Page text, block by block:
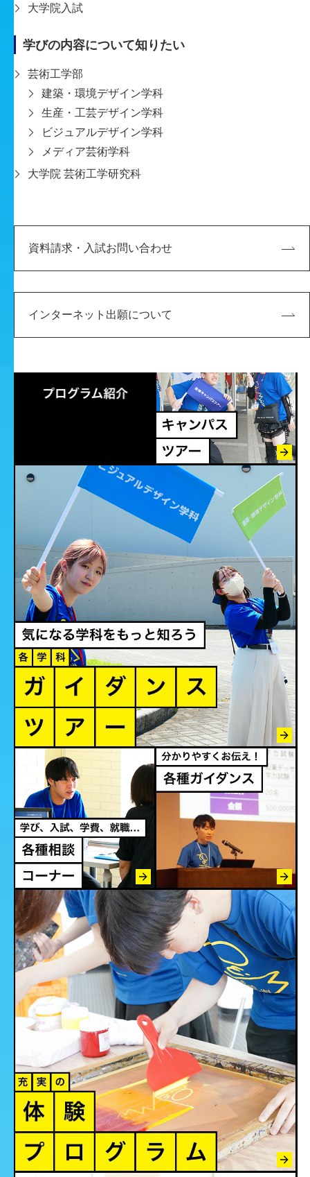
大学院入試
学びの内容について知りたい
芸術工学部
建築・環境デザイン学科
生産・工芸デザイン学科
ビジュアルデザイン学科
メディア芸術学科
大学院 芸術工学研究科
資料請求・入試お問い合わせ
インターネット出願について
2
来て、見て、触れて。
未来の自分を想像（創造）し
よう。
は、そんな神戸芸術工科大学の雰囲気を体感する絶
オープンキャンパスに参加してみよう！
※実施内容は日程によって異なります。